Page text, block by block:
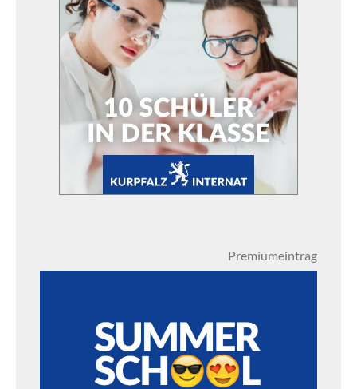
Premiumeintrag